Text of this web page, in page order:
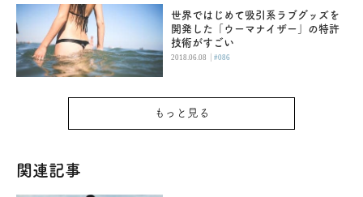
世界ではじめて吸引系ラブグッズを
開発した「ウーマナイザー」の特許
技術がすごい
2018.06.08 |#086
もっと見る
関連記事